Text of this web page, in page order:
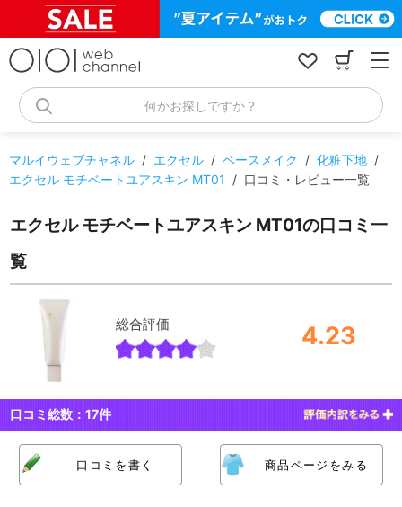
何かお探しですか？
マルイウェブチャネル / エクセル / ベースメイク / 化粧下地 /
エクセル モチベートユアスキン MT01
/ 口コミ・レビュー一覧
エクセル モチベートユアスキン MT01の口コミ一
覧
総合評価 4.23
口コミ総数：17件
口コミを書く 商品ページをみる